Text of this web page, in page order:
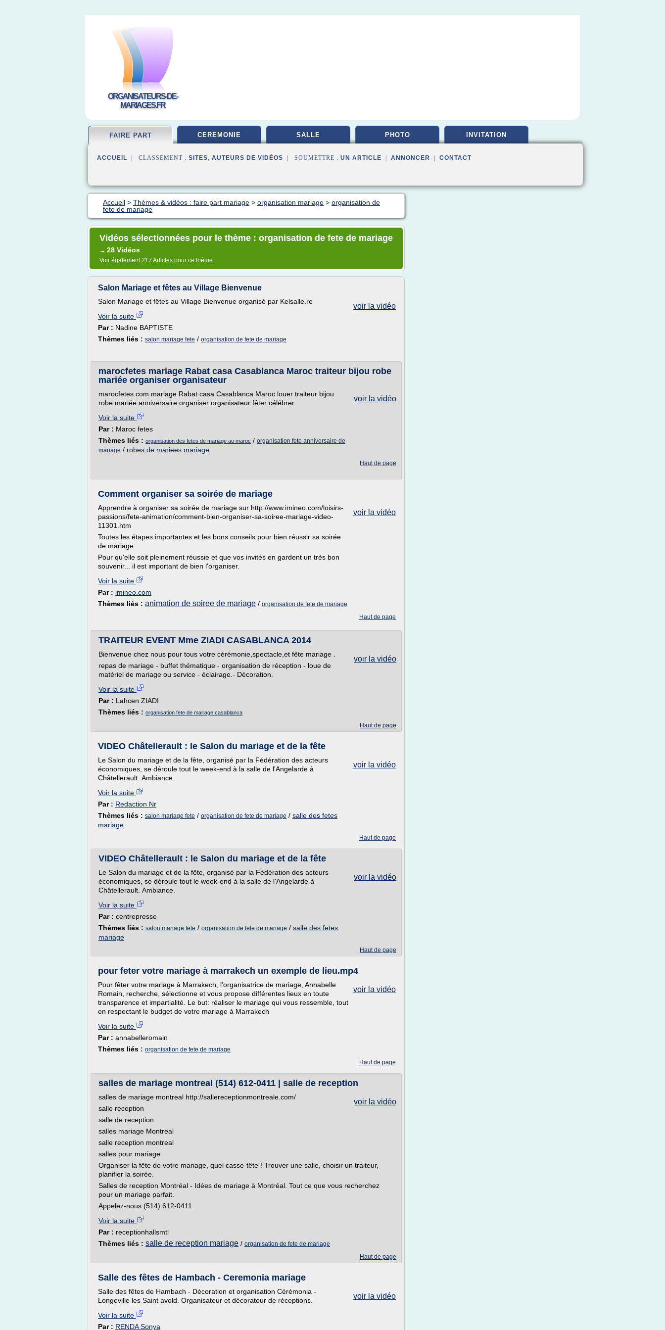
ORGANISATEURS-DE-
MARIAGES.FR
FAIRE PART CEREMONIE SALLE PHOTO INVITATION
ACCUEIL | CLASSEMENT : SITES, AUTEURS DE VIDÉOS | SOUMETTRE : UN ARTICLE ANNONCER CONTACT
Accueil > Thèmes & vidéos : faire part mariage > organisation mariage > organisation de
fete de mariage
Vidéos sélectionnées pour le thème : organisation de fete de mariage
→ 28 Vidéos
Voir également217 Articles pour ce thème
Salon Mariage et fêtes au Village Bienvenue
voir la vidéo
Salon Mariage et fêtes au Village Bienvenue organisé par Kelsalle.re
Voir la suite
Par : Nadine BAPTISTE
Thèmes liés : salon mariage fete / organisation de fete de mariage
marocfetes mariage Rabat casa Casablanca Maroc traiteur bijou robe
mariée organiser organisateur
voir la vidéo
marocfetes.com mariage Rabat casa Casablanca Maroc louer traiteur bijou
robe mariée anniversaire organiser organisateur fêter célébrer
Voir la suite
Par : Maroc fetes
Thèmes liés : organisation des fetes de mariage au maroc / organisation fete anniversaire de
mariage / robes de mariees mariage
Haut de page
Comment organiser sa soirée de mariage
voir la vidéo
Apprendre à organiser sa soirée de mariage sur http://www.imineo.com/loisirs-
passions/fete-animation/comment-bien-organiser-sa-soiree-mariage-video-
11301.htm
Toutes les étapes importantes et les bons conseils pour bien réussir sa soirée
de mariage
Pour qu'elle soit pleinement réussie et que vos invités en gardent un très bon
souvenir... il est important de bien l'organiser.
Voir la suite
Par : imineo.com
Thèmes liés : animation de soiree de mariage / organisation de fete de mariage
Haut de page
TRAITEUR EVENT Mme ZIADI CASABLANCA 2014
voir la vidéo
Bienvenue chez nous pour tous votre cérémonie,spectacle,et fête mariage .
repas de mariage - buffet thématique - organisation de réception - loue de
matériel de mariage ou service - éclairage.- Décoration.
Voir la suite
Par : Lahcen ZIADI
Thèmes liés : organisation fete de mariage casablanca
Haut de page
VIDEO Châtellerault : le Salon du mariage et de la fête
voir la vidéo
Le Salon du mariage et de la fête, organisé par la Fédération des acteurs
économiques, se déroule tout le week-end à la salle de l'Angelarde à
Châtellerault. Ambiance.
Voir la suite
Par : Redaction Nr
Thèmes liés : salon mariage fete / organisation de fete de mariage / salle des fetes
mariage
Haut de page
VIDEO Châtellerault : le Salon du mariage et de la fête
voir la vidéo
Le Salon du mariage et de la fête, organisé par la Fédération des acteurs
économiques, se déroule tout le week-end à la salle de l'Angelarde à
Châtellerault. Ambiance.
Voir la suite
Par : centrepresse
Thèmes liés : salon mariage fete / organisation de fete de mariage / salle des fetes
mariage
Haut de page
pour feter votre mariage à marrakech un exemple de lieu.mp4
voir la vidéo
Pour fêter votre mariage à Marrakech, l'organisatrice de mariage, Annabelle
Romain, recherche, sélectionne et vous propose différentes lieux en toute
transparence et impartialité. Le but: réaliser le mariage qui vous ressemble, tout
en respectant le budget de votre mariage à Marrakech
Voir la suite
Par : annabelleromain
Thèmes liés : organisation de fete de mariage
Haut de page
salles de mariage montreal (514) 612-0411 | salle de reception
voir la vidéo
salles de mariage montreal http://sallereceptionmontreale.com/
salle reception
salle de reception
salles mariage Montreal
salle reception montreal
salles pour mariage
Organiser la fête de votre mariage, quel casse-tête ! Trouver une salle, choisir un traiteur,
planifier la soirée.
Salles de reception Montréal - Idées de mariage à Montréal. Tout ce que vous recherchez
pour un mariage parfait.
Appelez-nous (514) 612-0411
Voir la suite
Par : receptionhallsmtl
Thèmes liés : salle de reception mariage / organisation de fete de mariage
Haut de page
Salle des fêtes de Hambach - Ceremonia mariage
voir la vidéo
Salle des fêtes de Hambach - Décoration et organisation Cérémonia -
Longeville les Saint avold. Organisateur et décorateur de réceptions.
Voir la suite
Par : RENDA Sonya